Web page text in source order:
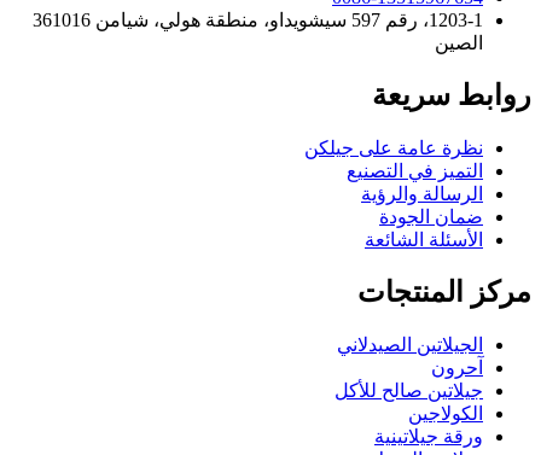
1203-1، رقم 597 سيشويداو، منطقة هولي، شيامن 361016
الصين
روابط سريعة
نظرة عامة على جيلكن
التميز في التصنيع
الرسالة والرؤية
ضمان الجودة
الأسئلة الشائعة
مركز المنتجات
الجيلاتين الصيدلاني
آحرون
جيلاتين صالح للأكل
الكولاجين
ورقة جيلاتينية